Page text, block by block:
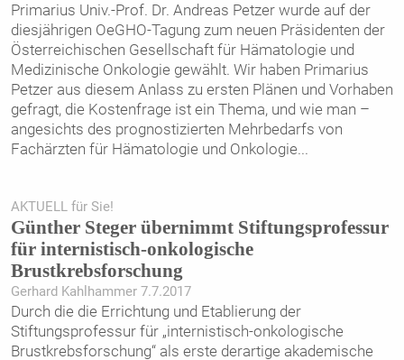
Primarius Univ.-Prof. Dr. Andreas Petzer wurde auf der
diesjährigen OeGHO-Tagung zum neuen Präsidenten der
Österreichischen Gesellschaft für Hämatologie und
Medizinische Onkologie gewählt. Wir haben Primarius
Petzer aus diesem Anlass zu ersten Plänen und Vorhaben
gefragt, die Kostenfrage ist ein Thema, und wie man –
angesichts des prognostizierten Mehrbedarfs von
Fachärzten für Hämatologie und Onkologie...
AKTUELL für Sie!
Günther Steger übernimmt Stiftungsprofessur
für internistisch-onkologische
Brustkrebsforschung
Gerhard Kahlhammer 7.7.2017
Durch die die Errichtung und Etablierung der
Stiftungsprofessur für „internistisch-onkologische
Brustkrebsforschung“ als erste derartige akademische